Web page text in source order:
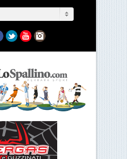
Facebook
TwitterYouTubeInstagram